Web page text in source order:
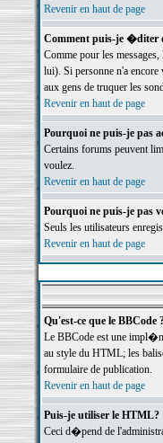
Revenir en haut de page
Comment puis-je �diter
Comme pour les
lui). Si personne n'a
aux gens de truquer les
Revenir en haut de page
Pourquoi ne puis-je pas
Certains forums peuvent
voulez.
Revenir en haut de page
Pourquoi ne puis-je pas
Seuls les utilisateurs
Revenir en haut de page
Qu'est-ce que le BBCode
Le BBCode est une
au style du HTML; les
formulaire de publication.
Revenir en haut de page
Puis-je utiliser le HTML?
Ceci d�pend de